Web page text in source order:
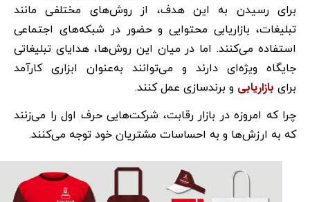
برای رسیدن به این هدف، از روش‌های مختلفی مانند
تبلیغات، بازاریابی محتوایی و حضور در شبکه‌های اجتماعی
استفاده می‌کنند. اما در میان این روش‌ها، هدایای تبلیغاتی
جایگاه ویژه‌ای دارند و می‌توانند به‌عنوان ابزاری کارآمد
برای بازاریابی و برندسازی عمل کنند.
چرا که امروزه در بازار رقابت، شرکت‌هایی حرف اول را می‌زنند
که به ارزش‌ها و به احساسات مشتریان خود توجه می‌کنند.